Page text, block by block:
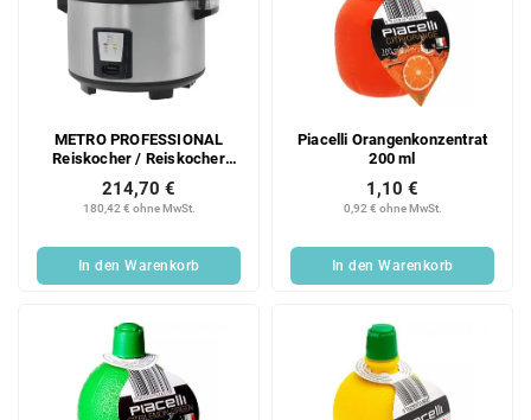
METRO PROFESSIONAL
Reiskocher / Reiskocher
180,42 € ohne MwSt.
214,70 €
In den Warenkorb
Piacelli Orangenkonzentrat
200 ml
0,92 € ohne MwSt.
1,10 €
In den Warenkorb